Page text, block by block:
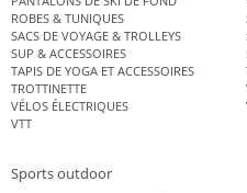
ROBES & TUNIQUES
SACS DE VOYAGE & TROLLEYS
SUP & ACCESSOIRES
TAPIS DE YOGA ET ACCESSOIRES
TROTTINETTE
VÉLOS ÉLECTRIQUES
VTT
Sports outdoor